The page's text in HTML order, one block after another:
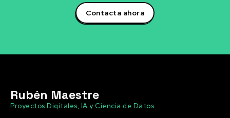
Contacta ahora
Rubén Maestre
Proyectos Digitales, IA y Ciencia de Datos